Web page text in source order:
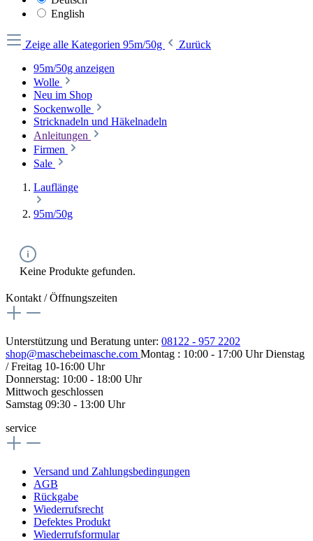
English
Zeige alle Kategorien 95m/50g
Zurück
95m/50g anzeigen
Wolle
Neu im Shop
Sockenwolle
Stricknadeln und Häkelnadeln
Anleitungen
Firmen
Sale
Lauflänge
95m/50g
Keine Produkte gefunden.
Kontakt / Öffnungszeiten
Unterstützung und Beratung unter: 08122 - 957 2202
shop@maschebeimasche.com Montag : 10:00 - 17:00 Uhr Dienstag
/ Freitag 10-16:00 Uhr
Donnerstag: 10:00 - 18:00 Uhr
Mittwoch geschlossen
Samstag 09:30 - 13:00 Uhr
service
Versand und Zahlungsbedingungen
AGB
Rückgabe
Wiederrufsrecht
Defektes Produkt
Wiederrufsformular